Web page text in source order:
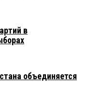
в
объединяется